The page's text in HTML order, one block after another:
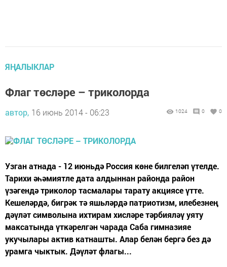
ЯҢАЛЫКЛАР
Флаг төсләре – триколорда
автор, 16 июнь 2014 - 06:23 1024 0 0
Узган атнада - 12 июньдә Россия көне билгеләп үтелде.
Тарихи әһәмиятле дата алдыннан районда район
үзәгендә триколор тасмалары тарату акциясе үтте.
Кешеләрдә, бигрәк тә яшьләрдә патриотизм, илебезнең
дәүләт символына ихтирам хисләре тәрбияләү уяту
максатында үткәрелгән чарада Саба гимназияе
укучылары актив катнашты. Алар белән бергә без дә
урамга чыктык. Дәүләт флагы...